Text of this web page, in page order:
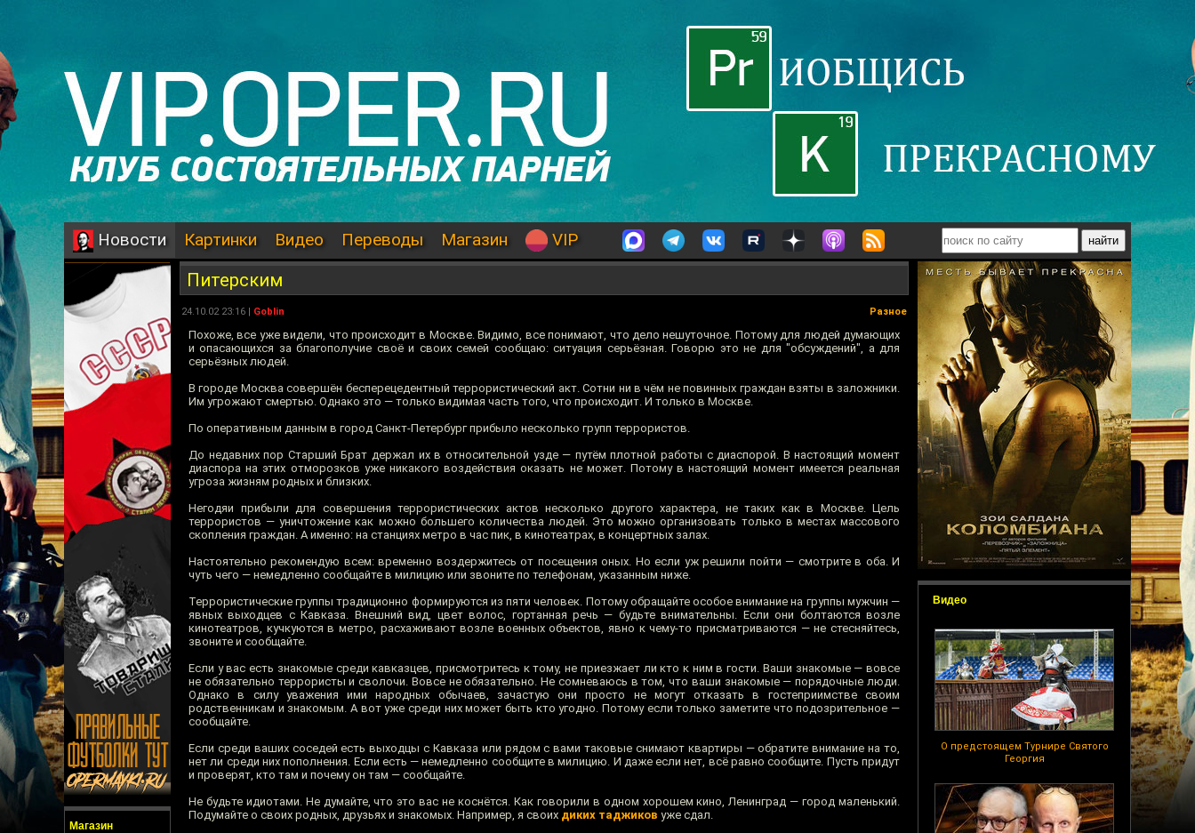
Новости Картинки Видео Переводы Магазин VIP
Магазин
Видео
О предстоящем Турнире Святого
Георгия
Питерским
24.10.02 23:16 | Goblin Разное
Похоже, все уже видели, что происходит в Москве. Видимо, все понимают, что дело нешуточное. Потому для людей думающих
и опасающихся за благополучие своё и своих семей сообщаю: ситуация серьёзная. Говорю это не для "обсуждений", а для
серьёзных людей.
В городе Москва совершён бесперецедентный террористический акт. Сотни ни в чём не повинных граждан взяты в заложники.
Им угрожают смертью. Однако это — только видимая часть того, что происходит. И только в Москве.
По оперативным данным в город Санкт-Петербург прибыло несколько групп террористов.
До недавних пор Старший Брат держал их в относительной узде — путём плотной работы с диаспорой. В настоящий момент
диаспора на этих отморозков уже никакого воздействия оказать не может. Потому в настоящий момент имеется реальная
угроза жизням родных и близких.
Негодяи прибыли для совершения террористических актов несколько другого характера, не таких как в Москве. Цель
террористов — уничтожение как можно большего количества людей. Это можно организовать только в местах массового
скопления граждан. А именно: на станциях метро в час пик, в кинотеатрах, в концертных залах.
Настоятельно рекомендую всем: временно воздержитесь от посещения оных. Но если уж решили пойти — смотрите в оба. И
чуть чего — немедленно сообщайте в милицию или звоните по телефонам, указанным ниже.
Террористические группы традиционно формируются из пяти человек. Потому обращайте особое внимание на группы мужчин —
явных выходцев с Кавказа. Внешний вид, цвет волос, гортанная речь — будьте внимательны. Если они болтаются возле
кинотеатров, кучкуются в метро, расхаживают возле военных объектов, явно к чему-то присматриваются — не стесняйтесь,
звоните и сообщайте.
Если у вас есть знакомые среди кавказцев, присмотритесь к тому, не приезжает ли кто к ним в гости. Ваши знакомые — вовсе
не обязательно террористы и сволочи. Вовсе не обязательно. Не сомневаюсь в том, что ваши знакомые — порядочные люди.
Однако в силу уважения ими народных обычаев, зачастую они просто не могут отказать в гостеприимстве своим
родственникам и знакомым. А вот уже среди них может быть кто угодно. Потому если только заметите что подозрительное —
сообщайте.
Если среди ваших соседей есть выходцы с Кавказа или рядом с вами таковые снимают квартиры — обратите внимание на то,
нет ли среди них пополнения. Если есть — немедленно сообщите в милицию. И даже если нет, всё равно сообщите. Пусть придут
и проверят, кто там и почему он там — сообщайте.
Не будьте идиотами. Не думайте, что это вас не коснётся. Как говорили в одном хорошем кино, Ленинград — город маленький.
Подумайте о своих родных, друзьях и знакомых. Например, я своих диких таджиков уже сдал.